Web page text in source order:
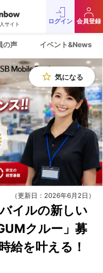
サイト ログイン 会員登録
の声 イベント&News
star_border 気になる
（更新日：2026年6月2日）
イルの新しい
クルー」募
を叶える！
Co.,Ltd.